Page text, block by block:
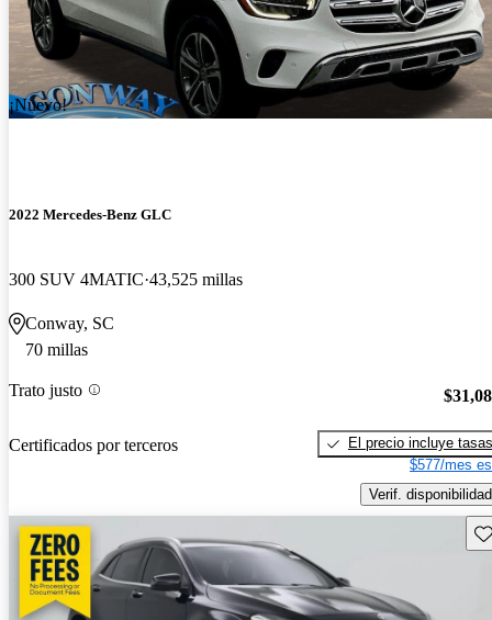
¡Nuevo!
2022 Mercedes-Benz GLC
300 SUV 4MATIC 43,525 millas
Conway, SC
70 millas
Trato justo
Certificados por terceros
El precio incluye tasas
$577/mes
Verif. disponibilidad